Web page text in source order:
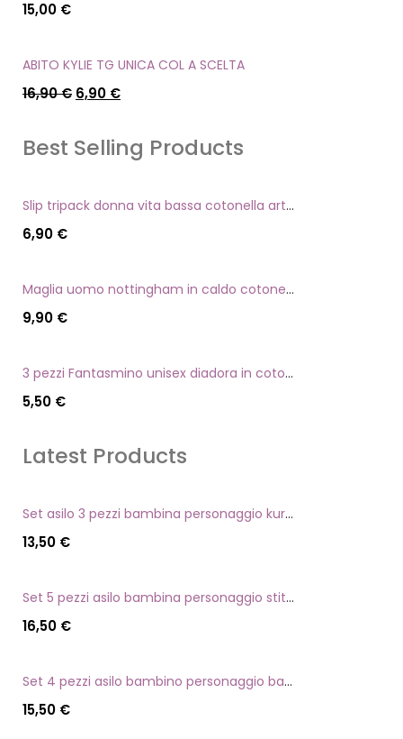
15,00 €
ABITO KYLIE TG UNICA COL A SCELTA
16,90€ 6,90 €
Best Selling Products
Slip tripack donna vita bassa cotonella art 3165 in cotone elasticizzato
6,90 €
Maglia uomo nottingham in caldo cotone scollo a v manica lunga
9,90 €
3 pezzi Fantasmino unisex diadora in cotone mercerizzato tg dalla 35 alla 46
5,50 €
Latest Products
Set asilo 3 pezzi bambina personaggio kuromi
13,50 €
Set 5 pezzi asilo bambina personaggio stitch angel
16,50 €
Set 4 pezzi asilo bambino personaggio batman
15,50 €